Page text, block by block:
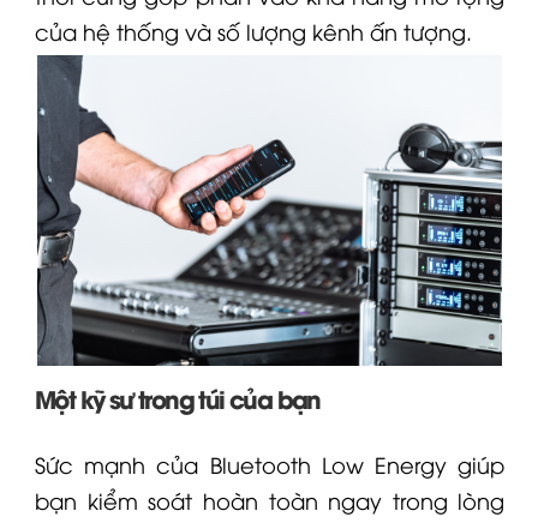
của hệ thống và số lượng kênh ấn tượng.
Một kỹ sư trong túi của bạn
bạn kiểm soát hoàn toàn ngay trong lòng
bàn tay với ứng dụng Sennheiser Smart